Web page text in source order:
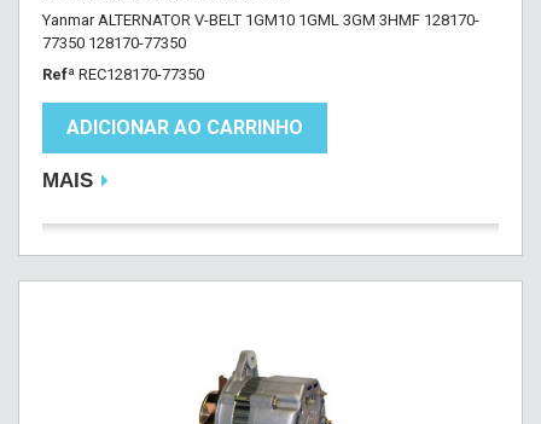
Yanmar ALTERNATOR V-BELT 1GM10 1GML 3GM 3HMF 128170-
77350 128170-77350
Refª REC128170-77350
ADICIONAR AO CARRINHO
MAIS